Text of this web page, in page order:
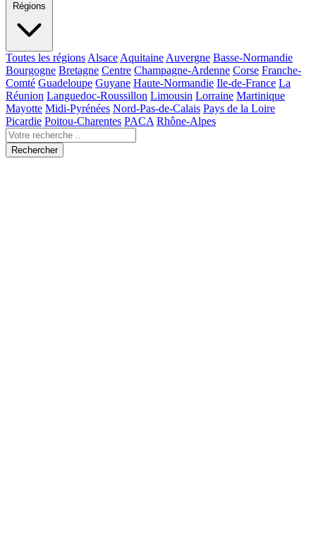
Régions
Toutes les régions Alsace Aquitaine Auvergne Basse-Normandie
Bourgogne Bretagne Centre Champagne-Ardenne Corse Franche-
Comté Guadeloupe Guyane Haute-Normandie Ile-de-France La
Réunion Languedoc-Roussillon Limousin Lorraine Martinique
Mayotte Midi-Pyrénées Nord-Pas-de-Calais Pays de la Loire
Picardie Poitou-Charentes PACA Rhône-Alpes
Rechercher